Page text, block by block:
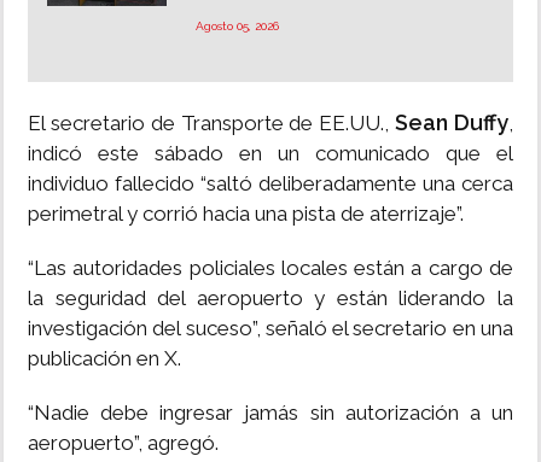
Agosto 05, 2026
El secretario de Transporte de EE.UU.,Sean Duffy,
indicó este sábado en un comunicado que el
individuo fallecido “saltó deliberadamente una cerca
perimetral y corrió hacia una pista de aterrizaje”.
“Las autoridades policiales locales están a cargo de
la seguridad del aeropuerto y están liderando la
investigación del suceso”, señaló el secretario en una
publicación en X.
“Nadie debe ingresar jamás sin autorización a un
aeropuerto”, agregó.